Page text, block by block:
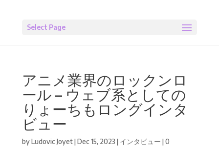
Select Page
アニメ業界のロックンロ
ール – ウェブ系としての
りょーちもロングインタ
ビュー
byLudovic Joyet|Dec 15, 2023 | インタビュー |0